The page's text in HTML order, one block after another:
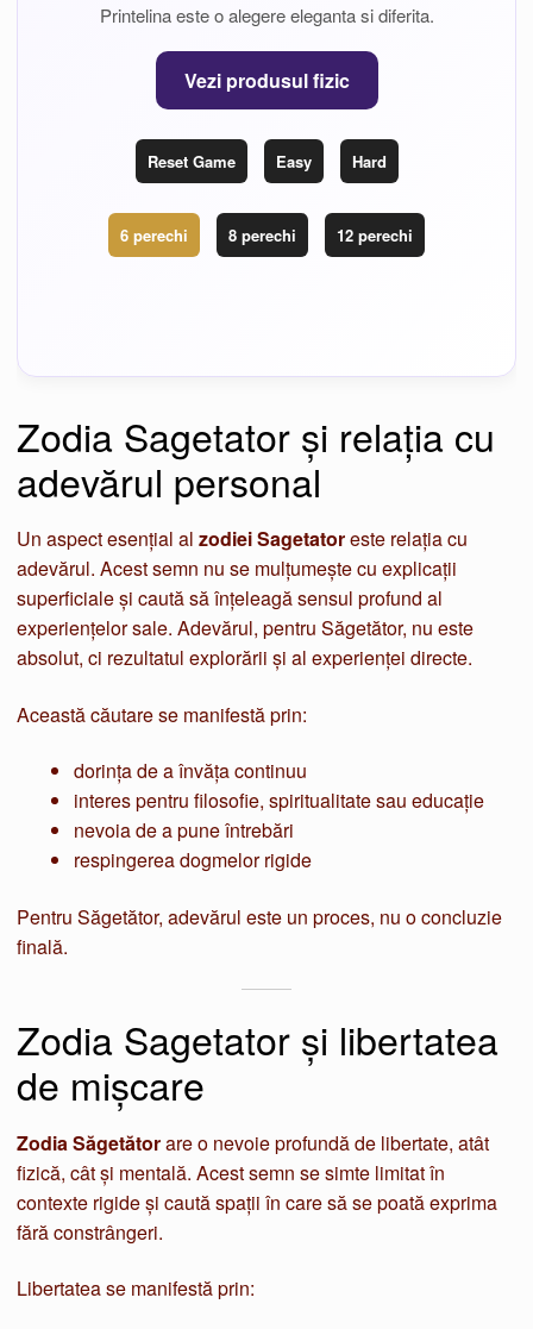
Printelina este o alegere eleganta si diferita.
Vezi produsul fizic
Reset Game Easy Hard
6 perechi 8 perechi 12 perechi
Zodia Sagetator și relația cu
adevărul personal
Un aspect esențial al zodiei Sagetatoreste relația cu
adevărul. Acest semn nu se mulțumește cu explicații
superficiale și caută să înțeleagă sensul profund al
experiențelor sale. Adevărul, pentru Săgetător, nu este
absolut, ci rezultatul explorării și al experienței directe.
Această căutare se manifestă prin:
dorința de a învăța continuu
interes pentru filosofie, spiritualitate sau educație
nevoia de a pune întrebări
respingerea dogmelor rigide
Pentru Săgetător, adevărul este un proces, nu o concluzie
finală.
Zodia Sagetator și libertatea
de mișcare
Zodia Săgetătorare o nevoie profundă de libertate, atât
fizică, cât și mentală. Acest semn se simte limitat în
contexte rigide și caută spații în care să se poată exprima
fără constrângeri.
Libertatea se manifestă prin: